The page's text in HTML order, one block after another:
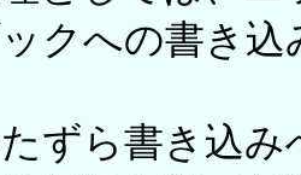
クへの書き
ずら書き込み